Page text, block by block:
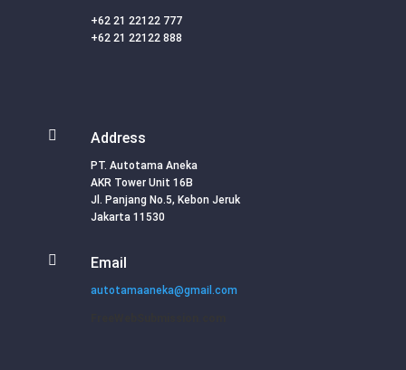
+62 21 22122 777
+62 21 22122 888
 Address
PT. Autotama Aneka
AKR Tower Unit 16B
Jl. Panjang No.5, Kebon Jeruk
Jakarta 11530
 Email
autotamaaneka@gmail.com